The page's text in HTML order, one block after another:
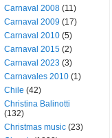
Carnaval 2008 (11)
Carnaval 2009 (17)
Carnaval 2010 (5)
Carnaval 2015 (2)
Carnaval 2023 (3)
Carnavales 2010 (1)
Chile (42)
Christina Balinotti
(132)
Christmas music (23)